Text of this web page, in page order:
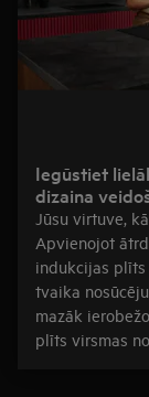
Iegūstiet
dizaina
Jūsu virtuve,
Apvienojot
indukcijas
tvaika
mazāk
plīts virsmas